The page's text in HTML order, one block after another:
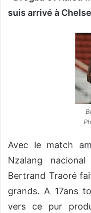
suis arrivé à
Avec le match
Nzalang
Bertrand Traoré
grands. A 17ans
vers ce pur